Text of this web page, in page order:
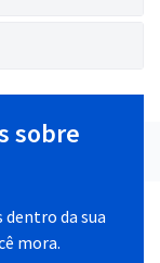
sobre
dentro da sua
mora.